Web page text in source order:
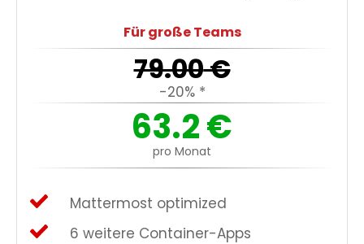
Für große Teams
79.00€
-20% *
63.2€
pro Monat
Mattermost optimized
6 weitere Container-Apps